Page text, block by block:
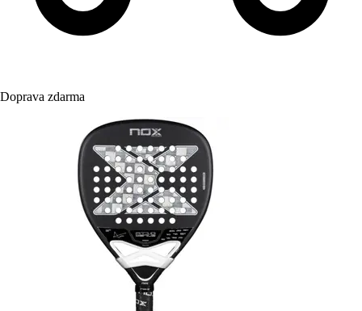
Doprava zdarma